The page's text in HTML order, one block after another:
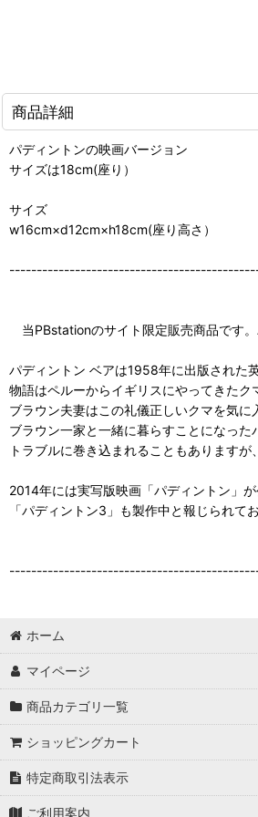
商品詳細
パディントンの映画バージョン
サイズは18cm(座り）
サイズ
w16cm×d12cm×h18cm(座り高さ）
当PBstationのサイト限定販売商品です。
パディントン ベアは1958年に出版された
物語はペルーからイギリスにやってきたク
ブラウン夫妻はこの礼儀正しいクマを気に
ブラウン一家と一緒に暮らすことになった
トラブルに巻き込まれることもあります
2014年には実写版映画「パディントン」
「パディントン3」も製作中と報じられて
ホーム
マイページ
商品カテゴリ一覧
ショッピングカート
特定商取引法表示
ご利用案内